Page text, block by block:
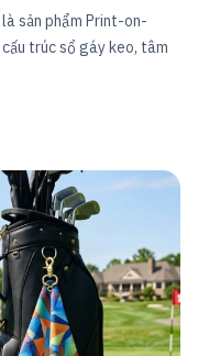
sản phẩm Print-on-
trúc sổ gáy keo, tâm